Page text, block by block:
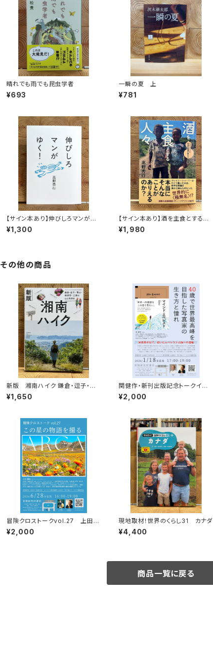
晴れでも雨でも昆虫学者
¥693
一瞬の夏 上
¥781
【サイン本あり】伸びしろマンがゆ
く！
¥1,300
【サイン本あり】酒を主食とする
人々 エチオピアの科学的秘境を
旅する
¥1,980
その他の商品
新版 湘南ハイク 鎌倉・逗子・葉
山・横須賀・三浦の山と海歩き
¥1,650
関健作・新刊出版記念トークイベ
ント録画視聴権
¥2,000
冒険クロストークvol.27 上田優
紀「この星の物語を撮る」録画視聴
権
¥2,000
現地取材！世界のくらし31 カナダ
¥4,400
商品一覧に戻る